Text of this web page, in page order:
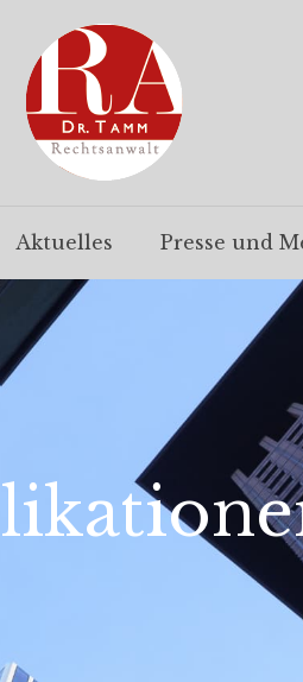
Aktuelles Presse und